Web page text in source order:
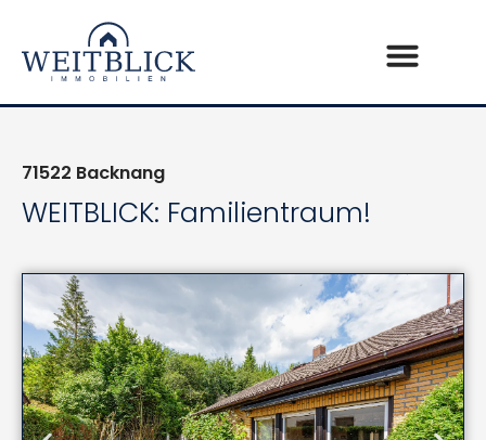
71522 Backnang
WEITBLICK: Familientraum!